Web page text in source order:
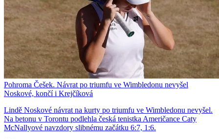
Pohroma Češek. Návrat po triumfu ve Wimbledonu nevyšel
Noskové, končí i Krejčíková
Lindě Noskové návrat na kurty po triumfu ve Wimbledonu nevyšel.
Na betonu v Torontu podlehla česká tenistka Američance Caty
McNallyové navzdory slibnému začátku 6:7, 1:6.